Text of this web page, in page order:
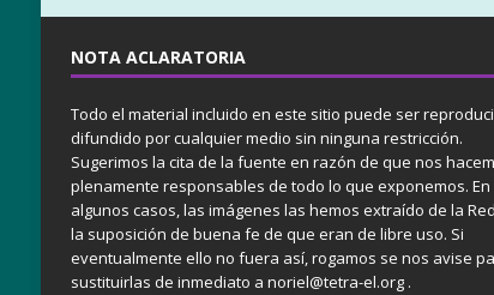
NOTA ACLARATORIA
Todo el material incluido en este sitio puede ser
difundido por cualquier medio sin ninguna restricción.
Sugerimos la cita de la fuente en razón de que nos
plenamente responsables de todo lo que exponemos. En
algunos casos, las imágenes las hemos extraído de la
la suposición de buena fe de que eran de libre uso. Si
eventualmente ello no fuera así, rogamos se nos avise
sustituirlas de inmediato a noriel@tetra-el.org .